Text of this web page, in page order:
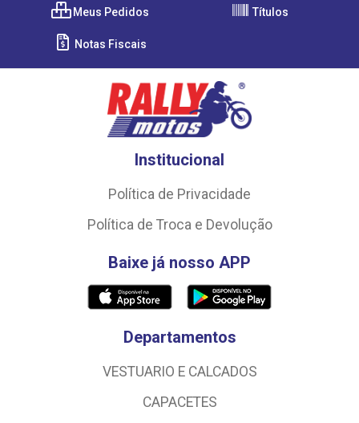
Meus Pedidos Títulos
Notas Fiscais
Institucional
Política de Privacidade
Política de Troca e Devolução
Baixe já nosso APP
Departamentos
VESTUARIO E CALCADOS
CAPACETES